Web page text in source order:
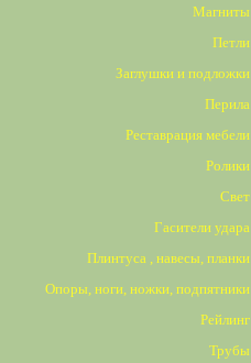
Магниты
Петли
Заглушки и подложки
Перила
Реставрация мебели
Ролики
Свет
Гасители удара
Плинтуса , навесы, планки
Опоры, ноги, ножки, подпятники
Рейлинг
Трубы